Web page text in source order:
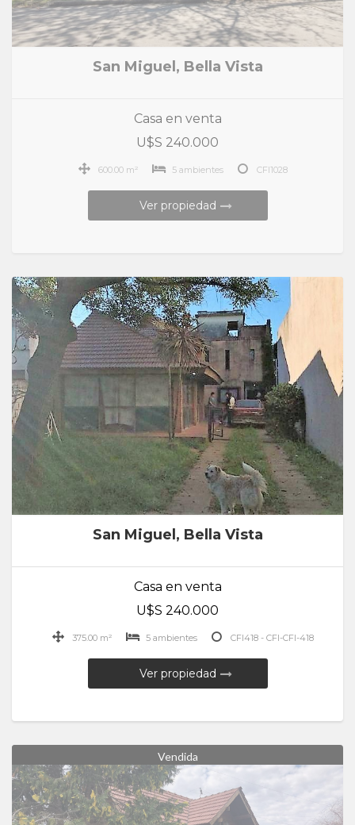
San Miguel, Bella Vista
Casa en venta
U$S 240.000
600.00 m² 5 ambientes CFI1028
Ver propiedad
San Miguel, Bella Vista
Casa en venta
U$S 240.000
375.00 m² 5 ambientes CFI418 - CFI-CFI-418
Ver propiedad
Vendida